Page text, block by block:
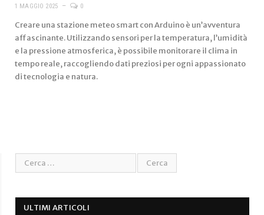
1 MAGGIO 2025 0
Creare una stazione meteo smart con Arduino è un’avventura
affascinante. Utilizzando sensori per la temperatura, l’umidità
e la pressione atmosferica, è possibile monitorare il clima in
tempo reale, raccogliendo dati preziosi per ogni appassionato
di tecnologia e natura.
ULTIMI ARTICOLI